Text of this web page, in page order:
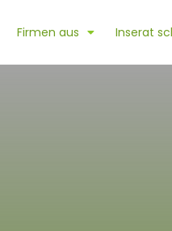
Firmen aus Inserat